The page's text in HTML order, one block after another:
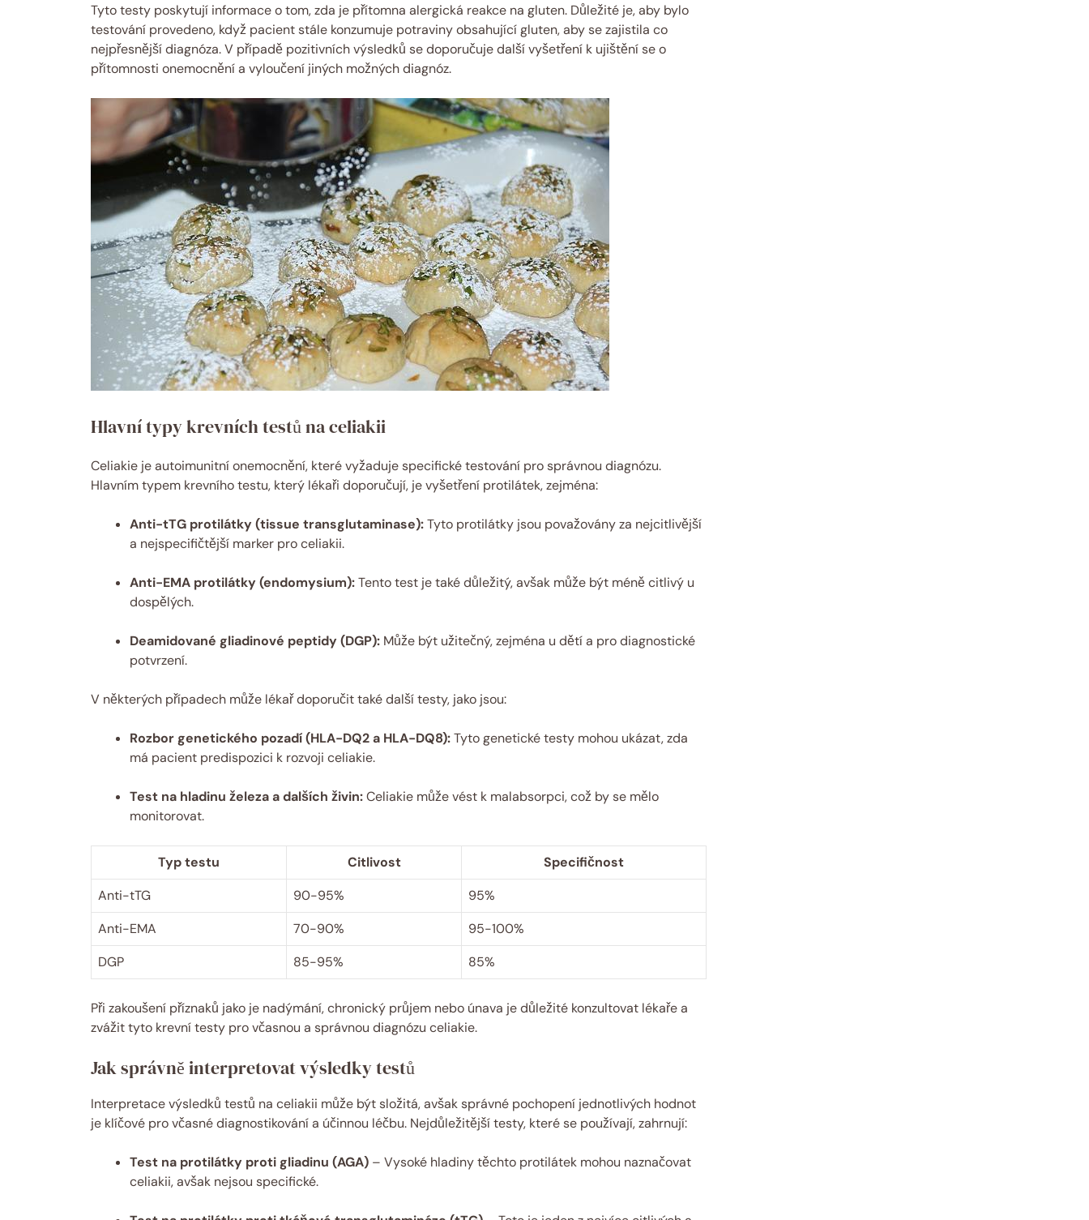
Tyto testy poskytují informace o tom, zda je přítomna alergická reakce na gluten. Důležité je, aby bylo
testování provedeno, když pacient stále konzumuje potraviny obsahující gluten, aby se zajistila co
nejpřesnější diagnóza. V případě pozitivních výsledků se doporučuje další vyšetření k ujištění se o
přítomnosti onemocnění a vyloučení jiných možných diagnóz.
Hlavní typy krevních testů na celiakii
Celiakie je autoimunitní onemocnění, které vyžaduje specifické testování pro správnou diagnózu.
Hlavním typem krevního testu, který lékaři doporučují, je vyšetření protilátek, zejména:
Anti-tTG protilátky (tissue transglutaminase):Tyto protilátky jsou považovány za nejcitlivější
a nejspecifičtější marker pro celiakii.
Anti-EMA protilátky (endomysium):Tento test je také důležitý, avšak může být méně citlivý u
dospělých.
Deamidované gliadinové peptidy (DGP): Může být užitečný, zejména u dětí a pro diagnostické
potvrzení.
V některých případech může lékař doporučit také další testy, jako jsou:
Rozbor genetického pozadí (HLA-DQ2 a HLA-DQ8):Tyto genetické testy mohou ukázat, zda
má pacient predispozici k rozvoji celiakie.
Test na hladinu železa a dalších živin:Celiakie může vést k malabsorpci, což by se mělo
monitorovat.
Typ testu Citlivost
Specifičnost
Anti-tTG
90-95%
95%
Anti-EMA
70-90%
95-100%
DGP
85-95% 85%
Při zakoušení příznaků jako je nadýmání, chronický průjem nebo únava je důležité konzultovat lékaře a
zvážit tyto krevní testy pro včasnou a správnou diagnózu celiakie.
Jak správně interpretovat výsledky testů
Interpretace výsledků testů na celiakii může být složitá, avšak správné pochopení jednotlivých hodnot
je klíčové pro včasné diagnostikování a účinnou léčbu. Nejdůležitější testy, které se používají, zahrnují:
Test na protilátky proti gliadinu (AGA) – Vysoké hladiny těchto protilátek mohou naznačovat
celiakii, avšak nejsou specifické.